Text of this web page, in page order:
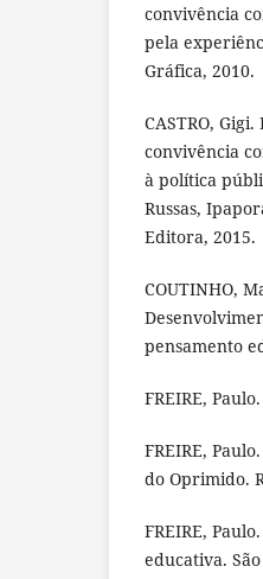
convivência
pela
Gráfica, 2010.
CASTRO,
convivência
à política
Russas,
Editora, 2015.
COUTINHO,
pensamento
FREIRE,
FREIRE,
do Oprimido.
FREIRE,
educativa.